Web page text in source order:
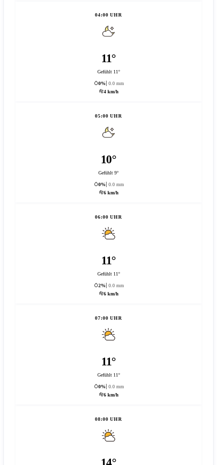
04:00 UHR
11°
Gefühlt 11°
0%
0.0 mm
4 km/h
05:00 UHR
10°
Gefühlt 9°
0%
0.0 mm
6 km/h
06:00 UHR
11°
Gefühlt 11°
2%
0.0 mm
6 km/h
07:00 UHR
11°
Gefühlt 11°
0%
0.0 mm
6 km/h
08:00 UHR
14°